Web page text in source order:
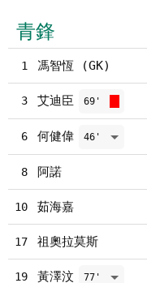
青鋒
1 馮智恆 (GK)
3 艾迪臣 69'
6 何健偉 46'
8 阿諾
10 茹海嘉
17 祖奧拉莫斯
19 黃澤汶 77'